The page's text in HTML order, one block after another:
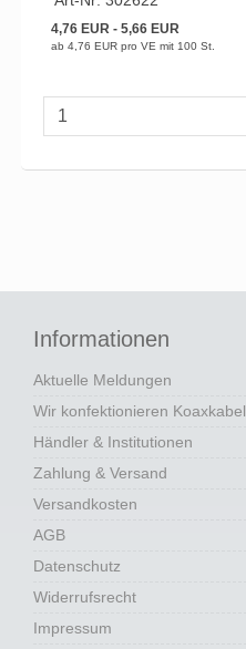
4,76 EUR- 5,66 EUR
ab 4,76 EUR pro VE mit 100 St.
Informationen
Aktuelle Meldungen
Wir konfektionieren Koaxkabel
Händler & Institutionen
Zahlung & Versand
Versandkosten
AGB
Datenschutz
Widerrufsrecht
Impressum